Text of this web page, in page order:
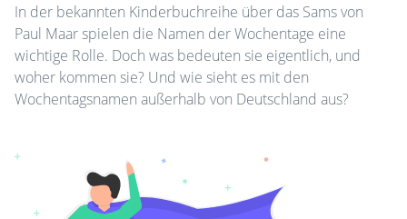
In der bekannten Kinderbuchreihe über das Sams von
Paul Maar spielen die Namen der Wochentage eine
wichtige Rolle. Doch was bedeuten sie eigentlich, und
woher kommen sie? Und wie sieht es mit den
Wochentagsnamen außerhalb von Deutschland aus?